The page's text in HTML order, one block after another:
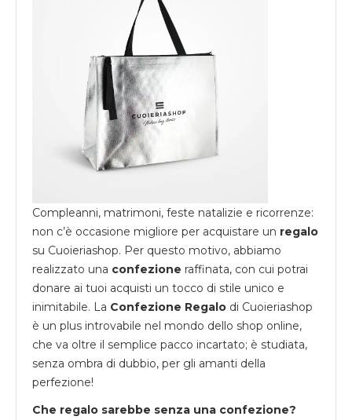
Compleanni, matrimoni, feste natalizie e ricorrenze:
non c’è occasione migliore per acquistare un regalo
su Cuoieriashop. Per questo motivo, abbiamo
realizzato una confezione raffinata, con cui potrai
donare ai tuoi acquisti un tocco di stile unico e
inimitabile. La Confezione Regalo di Cuoieriashop
è un plus introvabile nel mondo dello shop online,
che va oltre il semplice pacco incartato; è studiata,
senza ombra di dubbio, per gli amanti della
perfezione!
Che regalo sarebbe senza una confezione?